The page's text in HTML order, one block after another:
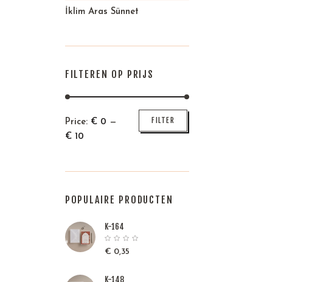
İklim Aras Sünnet
FILTEREN OP PRIJS
Min
price
Max
price
FILTER
Price: € 0 —
€ 10
POPULAIRE PRODUCTEN
K-164
€ 0,35
K-148